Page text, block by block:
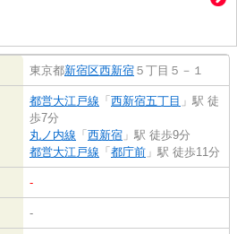
東京都新宿区西新宿 ５丁目５－１
都営大江戸線 「 西新宿五丁目 」駅 徒
歩7分
丸ノ内線 「 西新宿 」駅 徒歩9分
都営大江戸線 「 都庁前 」駅 徒歩11分
-
-